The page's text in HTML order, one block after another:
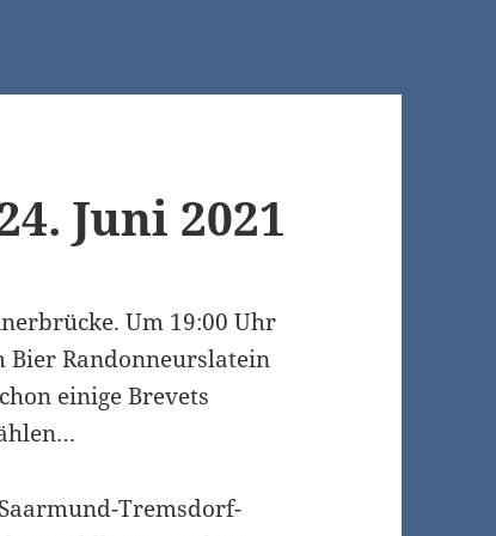
Juni 2021
Um 19:00 Uhr
Randonneurslatein
einige Brevets
Tremsdorf-